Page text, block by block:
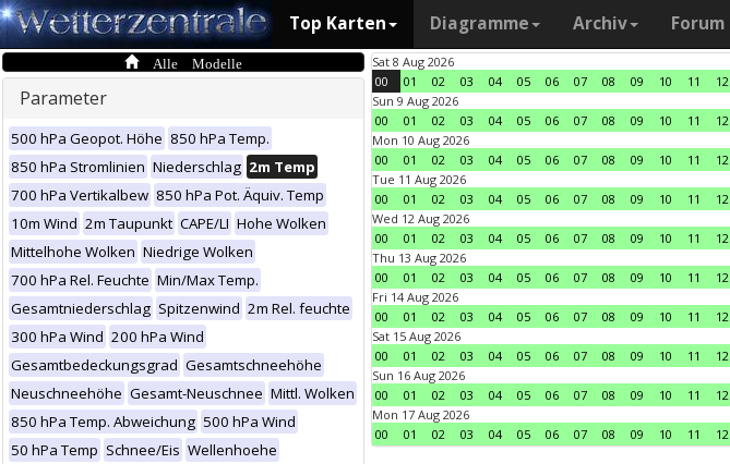
Top Karten Diagramme Archiv Forum
Alle Modelle
Parameter
500 hPa Geopot. Höhe 850 hPa Temp.
850 hPa Stromlinien Niederschlag 2m Temp
700 hPa Vertikalbew 850 hPa Pot. Äquiv. Temp
10m Wind 2m Taupunkt CAPE/LI Hohe Wolken
Mittelhohe Wolken Niedrige Wolken
700 hPa Rel. Feuchte Min/Max Temp.
Gesamtniederschlag Spitzenwind 2m Rel. feuchte
300 hPa Wind 200 hPa Wind
Gesamtbedeckungsgrad Gesamtschneehöhe
Neuschneehöhe Gesamt-Neuschnee Mittl. Wolken
850 hPa Temp. Abweichung 500 hPa Wind
50 hPa Temp Schnee/Eis Wellenhoehe
Sat 8 Aug 2026
00
01 02 03 04 05 06 07 08 09 10 11 12
Sun 9 Aug 2026
00
01 02 03 04 05 06 07 08 09 10 11 12
Mon 10 Aug 2026
00
01 02 03 04 05 06 07 08 09 10 11 12
Tue 11 Aug 2026
00
01 02 03 04 05 06 07 08 09 10 11 12
Wed 12 Aug 2026
00
01 02 03 04 05 06 07 08 09 10 11 12
Thu 13 Aug 2026
00
01 02 03 04 05 06 07 08 09 10 11 12
Fri 14 Aug 2026
00
01 02 03 04 05 06 07 08 09 10 11 12
Sat 15 Aug 2026
00
01 02 03 04 05 06 07 08 09 10 11 12
Sun 16 Aug 2026
00
01 02 03 04 05 06 07 08 09 10 11 12
Mon 17 Aug 2026
00
01 02 03 04 05 06 07 08 09 10 11 12